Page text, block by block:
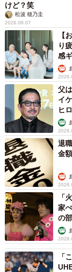
けど？笑
松波 穂乃圭
2026.08.07
【
り
感
父
イ
ヒ
退
金
「
家
の
「